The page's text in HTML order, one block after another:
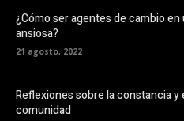
¿Cómo ser agentes de cambio
ansiosa?
21 agosto, 2022
Reflexiones sobre la constancia y
comunidad